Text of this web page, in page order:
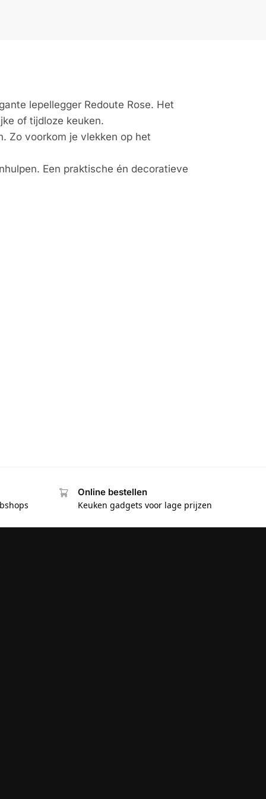
lepellegger Redoute Rose. Het
of tijdloze keuken.
Zo voorkom je vlekken op het
Een praktische én decoratieve
Online bestellen
Keuken gadgets voor lage prijzen